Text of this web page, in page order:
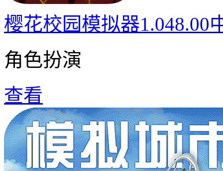
樱花校园模拟器1.048.00
角色扮演
查看